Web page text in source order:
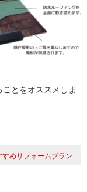
とをオススメしま
すめリフォームプラン